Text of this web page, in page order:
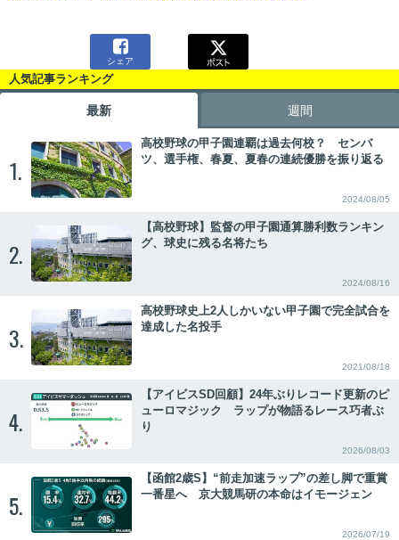

シェア
人気記事ランキング
最新 週間
1.
高校野球の甲子園連覇は過去何校？ センバ
ツ、選手権、春夏、夏春の連続優勝を振り返る
2024/08/05
2.
【高校野球】監督の甲子園通算勝利数ランキン
グ、球史に残る名将たち
2024/08/16
3.
高校野球史上2人しかいない甲子園で完全試合を
達成した名投手
2021/08/18
4.
【アイビスSD回顧】24年ぶりレコード更新のピ
ューロマジック ラップが物語るレース巧者ぶ
り
2026/08/03
5.
【函館2歳S】“前走加速ラップ”の差し脚で重賞
一番星へ 京大競馬研の本命はイモージェン
2026/07/19